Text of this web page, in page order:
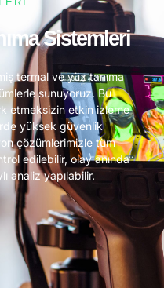
Sistemleri
termal ve yüz tanıma
sunuyoruz. Bu
etmeksizin etkin izleme
yüksek güvenlik
çözümlerimizle tüm
edilebilir, olay anında
analiz yapılabilir.